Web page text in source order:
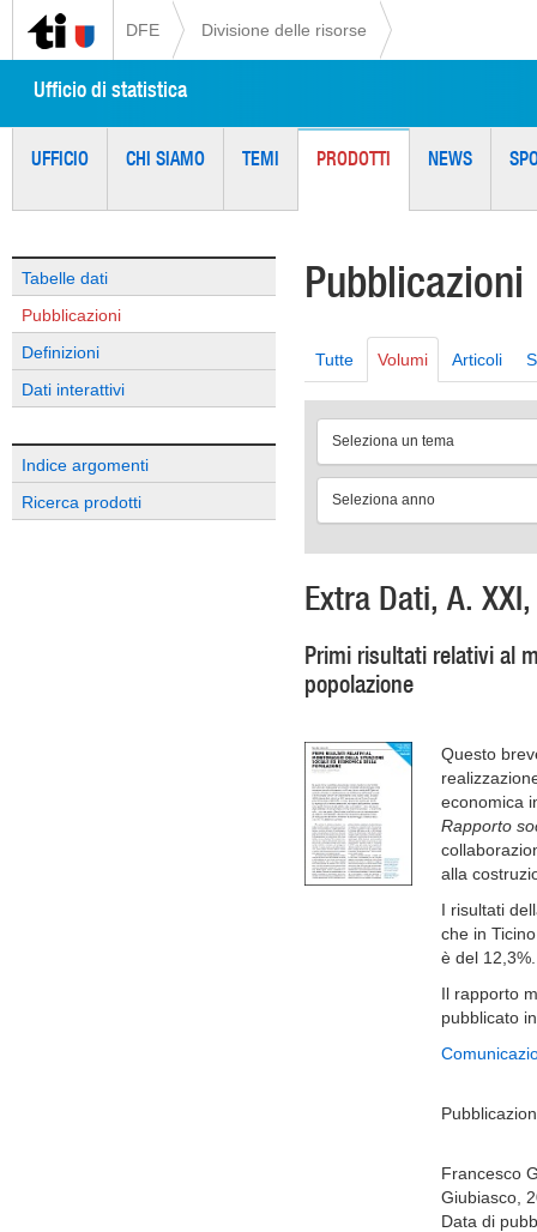
DFE Divisione delle risorse
Ufficio di statistica
UFFICIO CHI SIAMO TEMI PRODOTTI NEWS
Tabelle dati
Pubblicazioni
Definizioni
Dati interattivi
Indice argomenti
Ricerca prodotti
Pubblicazioni
Tutte Volumi Articoli
Seleziona un tema
Seleziona anno
Extra Dati, A.
Primi risultati relativi al
popolazione
Questo
economica
Rapporto
alla
I risultati
che in
è del 12,3%.
Il rapporto
pubblicato
Francesco
Giubiasco,
Data di